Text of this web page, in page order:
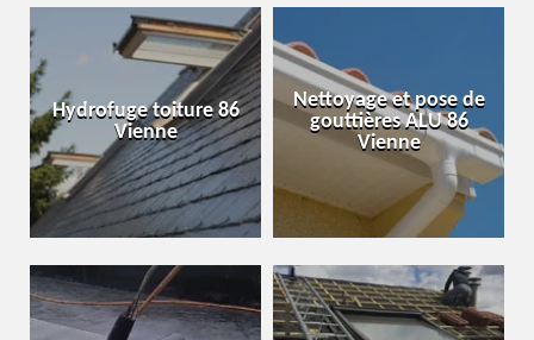
Hydrofuge toiture 86
Vienne
Nettoyage et pose de
gouttières ALU 86
Vienne